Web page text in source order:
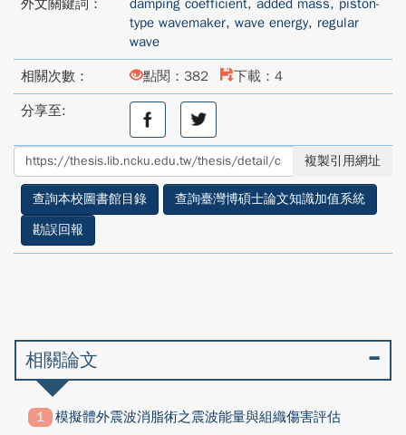
外文關鍵詞： damping coefficient, added mass, piston-
type wavemaker, wave energy, regular
wave
相關次數： 點閱：382 下載：4
分享至:
分
至
facebook
分
享
至
twitter
複製引用網址
查詢本校圖書館目錄
查詢臺灣博碩士論文知識加值系統
勘誤回報
相關論文
模擬體外震波消脂術之震波能量與組織傷害評估